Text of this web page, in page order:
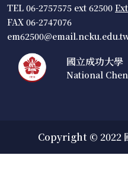
TEL 06-2757575 ext 62500
FAX 06-2747076
國立成功大學
National
Copyright © 2022